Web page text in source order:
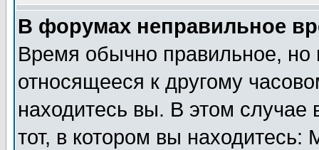
В форумах неправильное
Время обычно правильное,
относящееся к другому
находитесь вы. В этом
тот, в котором вы